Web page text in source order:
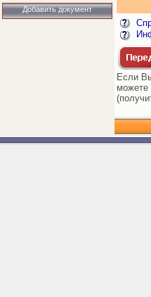
Добавить документ
Если
можете